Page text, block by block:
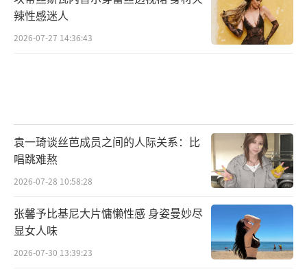
辣性感迷人
2026-07-27 14:36:43
袁一琦谈丝芭成员之间的人际关系：比
唱跳难熬
2026-07-28 10:58:28
张馨予比基尼大片慵懒性感 身姿曼妙尽
显女人味
2026-07-30 13:39:23